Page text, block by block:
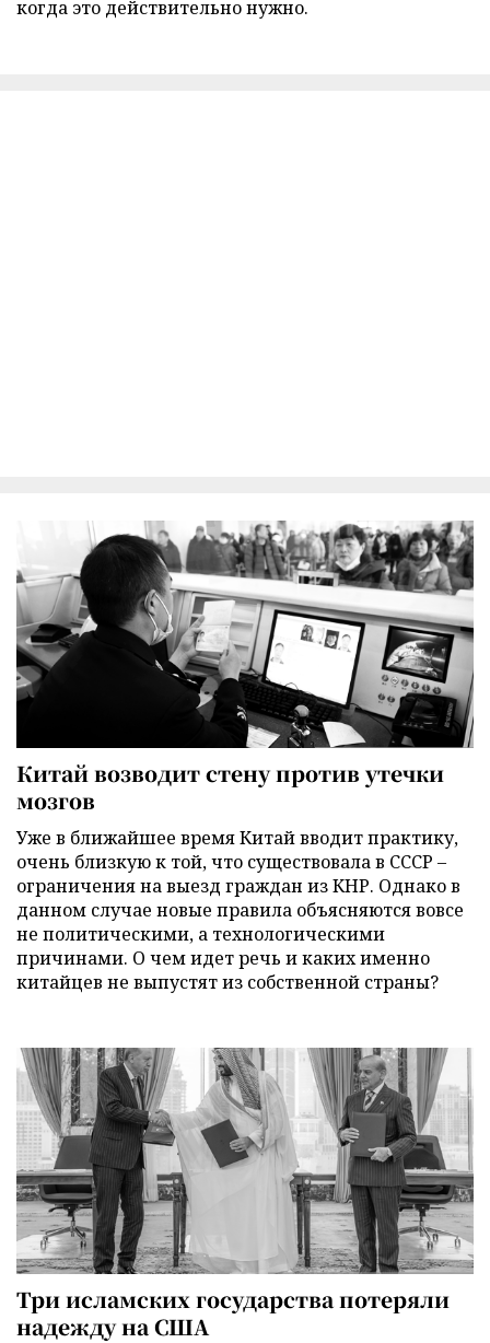
когда это действительно нужно.
Китай возводит стену против утечки
мозгов
Уже в ближайшее время Китай вводит практику,
очень близкую к той, что существовала в СССР –
ограничения на выезд граждан из КНР. Однако в
данном случае новые правила объясняются вовсе
не политическими, а технологическими
причинами. О чем идет речь и каких именно
китайцев не выпустят из собственной страны?
Три исламских государства потеряли
надежду на США